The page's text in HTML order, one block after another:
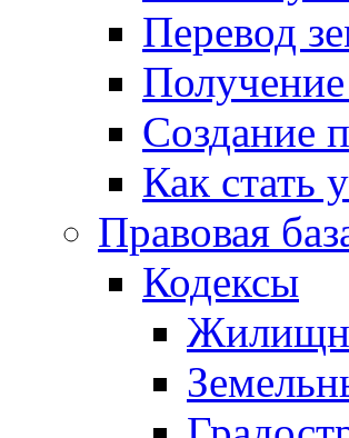
Перевод
Создание
Как стать
Правовая
Кодексы